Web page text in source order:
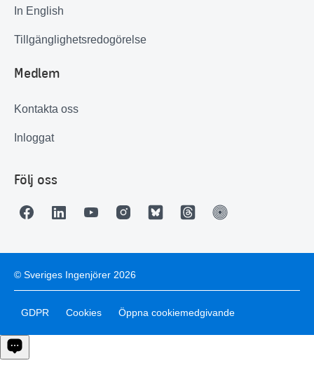
In English
Tillgänglighetsredogörelse
Medlem
Kontakta oss
Inloggat
Följ oss
© Sveriges Ingenjörer 2026
GDPR Cookies Öppna cookiemedgivande